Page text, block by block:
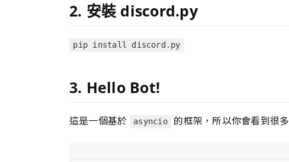
2. 安裝 discord.py
pip install discord.py
3. Hello Bot!
這是一個基於 asyncio 的框架，所以你會看到很多